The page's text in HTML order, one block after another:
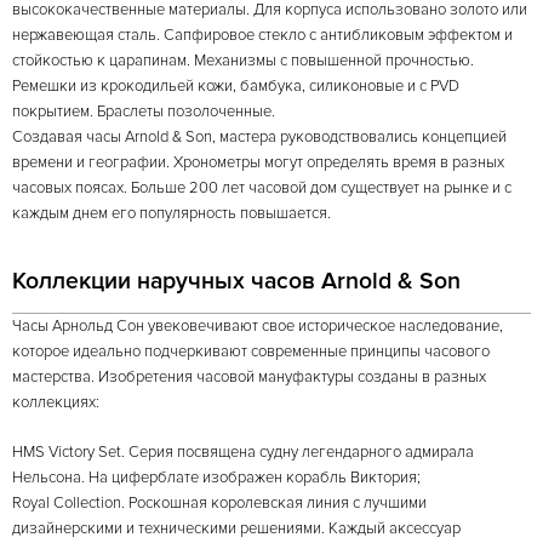
высококачественные материалы. Для корпуса использовано золото или
нержавеющая сталь. Сапфировое стекло с антибликовым эффектом и
стойкостью к царапинам. Механизмы с повышенной прочностью.
Ремешки из крокодильей кожи, бамбука, силиконовые и с PVD
покрытием. Браслеты позолоченные.
Создавая часы Arnold & Son, мастера руководствовались концепцией
времени и географии. Хронометры могут определять время в разных
часовых поясах. Больше 200 лет часовой дом существует на рынке и с
каждым днем его популярность повышается.
Коллекции наручных часов Arnold & Son
Часы Арнольд Сон увековечивают свое историческое наследование,
которое идеально подчеркивают современные принципы часового
мастерства. Изобретения часовой мануфактуры созданы в разных
коллекциях:
HMS Victory Set. Серия посвящена судну легендарного адмирала
Нельсона. На циферблате изображен корабль Виктория;
Royal Collection. Роскошная королевская линия с лучшими
дизайнерскими и техническими решениями. Каждый аксессуар